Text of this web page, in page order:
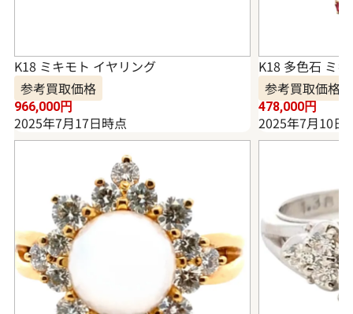
K18 ミキモト イヤリング
参考買取価格
966,000円
2025年7月17日時点
K18 多色石 ミ
参考買取価格
478,000円
2025年7月10日